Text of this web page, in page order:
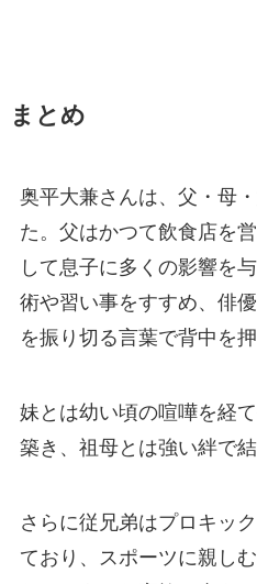
まとめ
奥平大兼さんは、父・母
た。父はかつて飲食店を
して息子に多くの影響を
術や習い事をすすめ、俳
を振り切る言葉で背中を押
妹とは幼い頃の喧嘩を経
築き、祖母とは強い絆で結
さらに従兄弟はプロキッ
ており、スポーツに親し